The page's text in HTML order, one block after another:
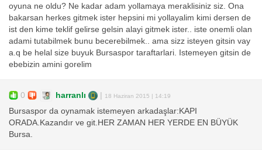
oyuna ne oldu? Ne kadar adam yollamaya meraklisiniz siz. Ona
bakarsan herkes gitmek ister hepsini mi yollayalim kimi dersen de
ist den kime teklif gelirse gelsin alayi gitmek ister.. iste onemli olan
adami tutabilmek bunu becerebilmek.. ama sizz isteyen gitsin vay
a.q be helal size buyuk Bursaspor taraftarlari. Istemeyen gitsin de
ebebizin amini gorelim
0 harranlı 18 Haziran 2015 | 14:19
Bursaspor da oynamak istemeyen arkadaşlar:KAPI
ORADA.Kazandır ve git.HER ZAMAN HER YERDE EN BÜYÜK
Bursa.